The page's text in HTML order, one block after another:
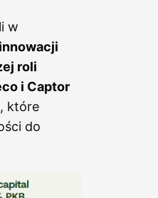
w
roli
i Captor
które
do